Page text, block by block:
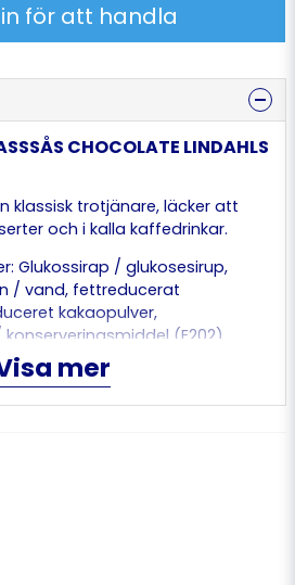
för att handla
CHOCOLATE LINDAHLS
klassisk trotjänare, läcker att
och i kalla kaffedrinkar.
Glukossirap / glukosesirup,
/ vand, fettreducerat
kakaopulver,
(E202),
/ surhedsregulerende middel
/ aroma.
mer